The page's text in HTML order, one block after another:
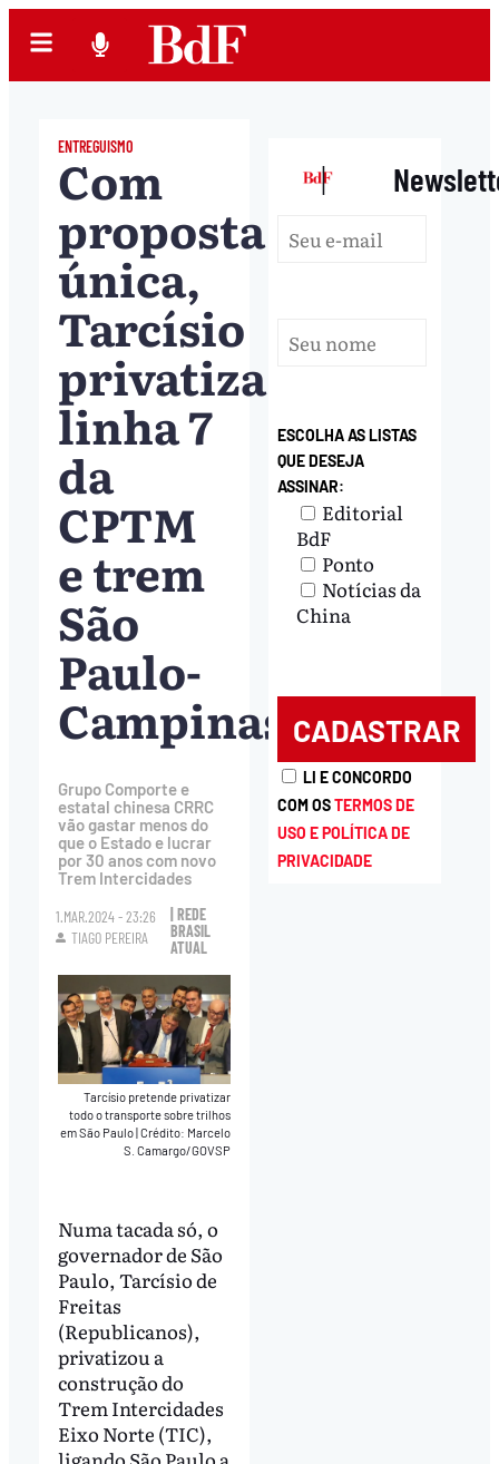
ENTREGUISMO
Com
proposta
única,
Tarcísio
privatiza
linha 7
da
CPTM
e trem
São
Paulo-
Campinas
Grupo Comporte e
estatal chinesa CRRC
vão gastar menos do
que o Estado e lucrar
por 30 anos com novo
Trem Intercidades
1.MAR.2024 - 23:26
TIAGO PEREIRA
| REDE
BRASIL
ATUAL
Tarcísio pretende privatizar
todo o transporte sobre trilhos
em São Paulo|Crédito: Marcelo
S. Camargo/GOVSP
Numa tacada só, o
governador de São
Paulo, Tarcísio de
Freitas
(Republicanos),
privatizou a
construção do
Trem Intercidades
Eixo Norte (TIC),
|
ESCOLHA AS LISTAS
QUE DESEJA
ASSINAR:
Editorial
BdF
Ponto
Notícias da
China
LI E CONCORDO
COM OSTERMOS DE
USO E POLÍTICA DE
PRIVACIDADE